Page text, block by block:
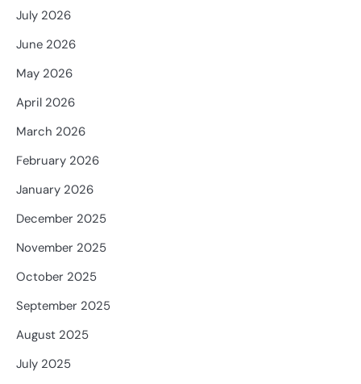
July 2026
June 2026
May 2026
April 2026
March 2026
February 2026
January 2026
December 2025
November 2025
October 2025
September 2025
August 2025
July 2025